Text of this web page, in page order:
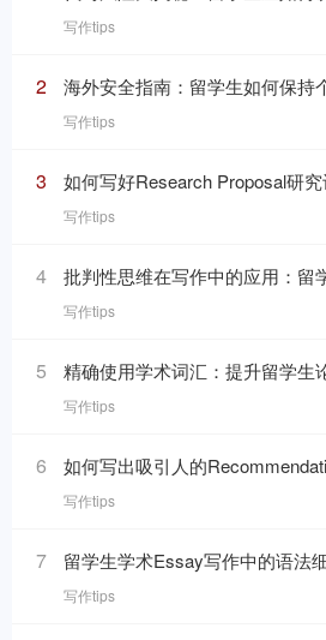
写作tips
2 海外安全指南：留学生如何保持
写作tips
3 如何写好Research Proposal研究计划
写作tips
4 批判性思维在写作中的应用：留
写作tips
5 精确使用学术词汇：提升留学生
写作tips
6 如何写出吸引人的Recommendation
写作tips
7 留学生学术Essay写作中的语法
写作tips